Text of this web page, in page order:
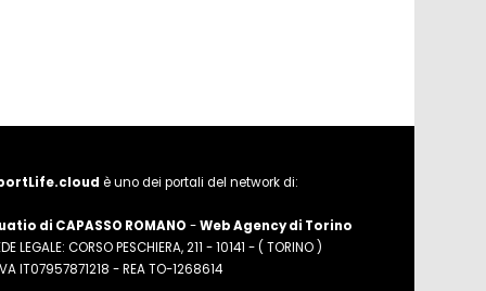
è uno dei portali del network di:
di CAPASSO ROMANO -Web Agency di Torino
LEGALE: CORSO PESCHIERA, 211 - 10141 - ( TORINO )
IT07957871218 - REA TO-1268614